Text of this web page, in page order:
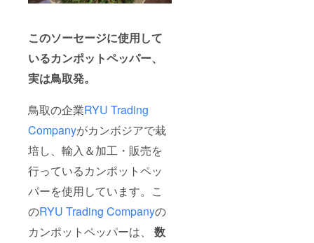
このソーセージに使用して
いるカンポットペッパー、
実は鳥取発。
鳥取の企業RYU Trading
Companyがカンボジアで栽
培し、輸入＆加工・販売を
行っているカンポットペッ
パーを使用しています。こ
のRYU Trading Companyの
カンポットペッパーは、 数